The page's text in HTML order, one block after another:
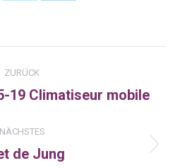
ZURÜCK
Vorheriger
19 Climatiseur mobile
NÄCHSTES
Nächster
de Jung